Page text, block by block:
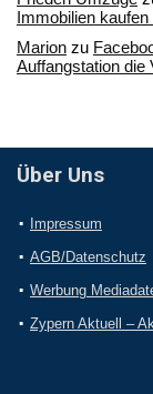
Immobilien
Marion zu
Auffangstation die
Über Uns
Impressum
AGB/Datenschutz
Werbung
Zypern Aktuell –